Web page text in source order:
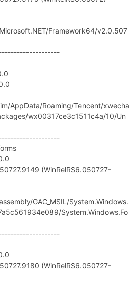
Framework64/v2.0.507
AppData/Roaming/Tencent/xwecha
wx00317ce3c1511c4a/10/Un
(WinRelRS6.050727-
GAC_MSIL/System.Windows.
System.Windows.Fo
(WinRelRS6.050727-